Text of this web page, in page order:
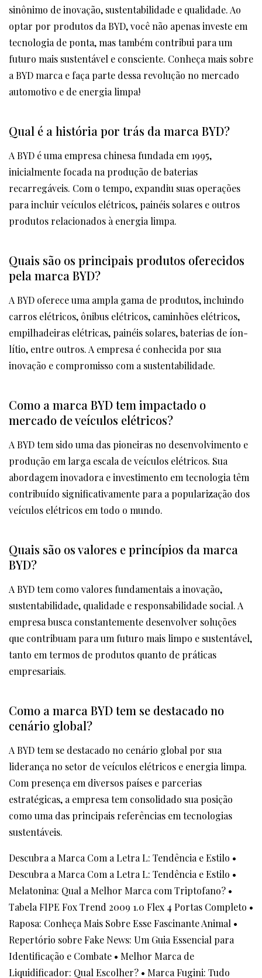
sinônimo de inovação, sustentabilidade e qualidade. Ao
optar por produtos da BYD, você não apenas investe em
tecnologia de ponta, mas também contribui para um
futuro mais sustentável e consciente. Conheça mais sobre
a BYD marca e faça parte dessa revolução no mercado
automotivo e de energia limpa!
Qual é a história por trás da marca BYD?
A BYD é uma empresa chinesa fundada em 1995,
inicialmente focada na produção de baterias
recarregáveis. Com o tempo, expandiu suas operações
para incluir veículos elétricos, painéis solares e outros
produtos relacionados à energia limpa.
Quais são os principais produtos oferecidos
pela marca BYD?
A BYD oferece uma ampla gama de produtos, incluindo
carros elétricos, ônibus elétricos, caminhões elétricos,
empilhadeiras elétricas, painéis solares, baterias de íon-
lítio, entre outros. A empresa é conhecida por sua
inovação e compromisso com a sustentabilidade.
Como a marca BYD tem impactado o
mercado de veículos elétricos?
A BYD tem sido uma das pioneiras no desenvolvimento e
produção em larga escala de veículos elétricos. Sua
abordagem inovadora e investimento em tecnologia têm
contribuído significativamente para a popularização dos
veículos elétricos em todo o mundo.
Quais são os valores e princípios da marca
BYD?
A BYD tem como valores fundamentais a inovação,
sustentabilidade, qualidade e responsabilidade social. A
empresa busca constantemente desenvolver soluções
que contribuam para um futuro mais limpo e sustentável,
tanto em termos de produtos quanto de práticas
empresariais.
Como a marca BYD tem se destacado no
cenário global?
A BYD tem se destacado no cenário global por sua
liderança no setor de veículos elétricos e energia limpa.
Com presença em diversos países e parcerias
estratégicas, a empresa tem consolidado sua posição
como uma das principais referências em tecnologias
sustentáveis.
Descubra a Marca Com a Letra L: Tendência e Estilo •
Descubra a Marca Com a Letra L: Tendência e Estilo •
Melatonina: Qual a Melhor Marca com Triptofano? •
Tabela FIPE Fox Trend 2009 1.0 Flex 4 Portas Completo •
Raposa: Conheça Mais Sobre Esse Fascinante Animal •
Repertório sobre Fake News: Um Guia Essencial para
Identificação e Combate • Melhor Marca de
Liquidificador: Qual Escolher? • Marca Fugini: Tudo